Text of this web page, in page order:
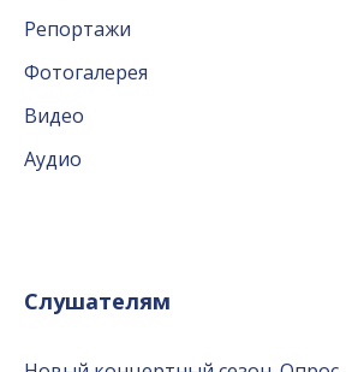
Репортажи
Фотогалерея
Видео
Аудио
Слушателям